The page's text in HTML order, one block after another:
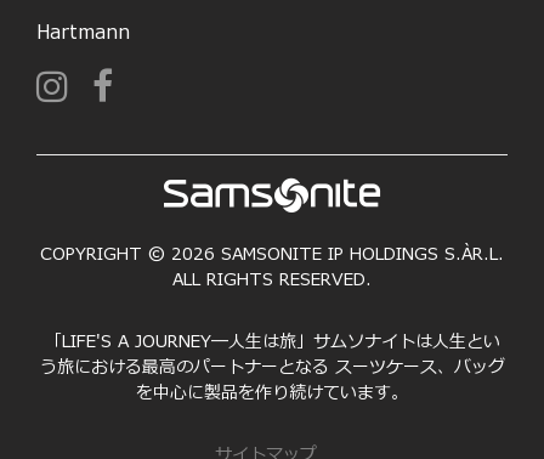
Hartmann
COPYRIGHT © 2026 SAMSONITE IP HOLDINGS S.ÀR.L.
ALL RIGHTS RESERVED.
「LIFE'S A JOURNEY―人生は旅」サムソナイトは人生とい
う旅における最高のパートナーとなる スーツケース、バッグ
を中心に製品を作り続けています。